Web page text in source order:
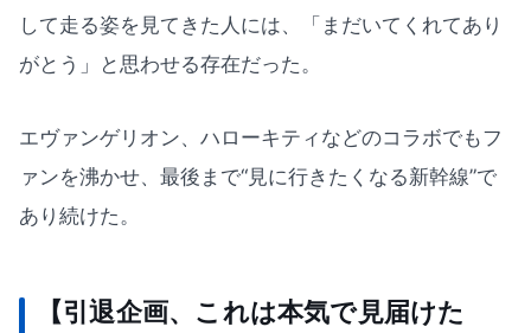
して走る姿を見てきた人には、「まだいてくれてあり
がとう」と思わせる存在だった。
エヴァンゲリオン、ハローキティなどのコラボでもフ
ァンを沸かせ、最後まで“見に行きたくなる新幹線”で
あり続けた。
【引退企画、これは本気で見届けた